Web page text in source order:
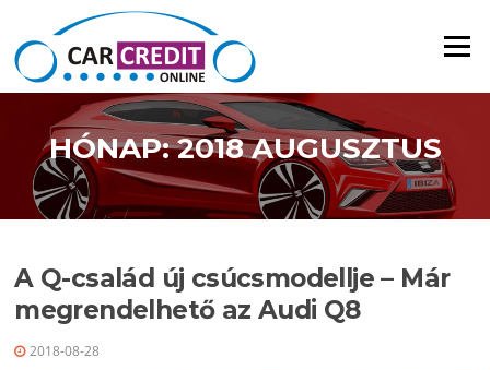
Ugrás a tartalomra
Menü
HÓNAP: 2018 AUGUSZTUS
A Q-család új csúcsmodellje – Már
megrendelhető az Audi Q8
2018-08-28